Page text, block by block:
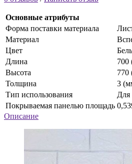
Основные атрибуты
Форма поставки материала
Материал
Цвет
Длина
700
Высота
770
Толщина
3
Тип использования
Для
Покрываемая панелью площадь
Описание